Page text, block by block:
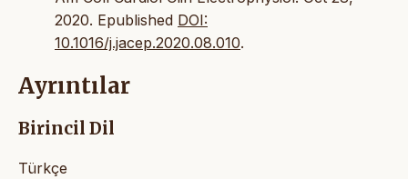
2020. Epublished DOI:
10.1016/j.jacep.2020.08.010.
Ayrıntılar
Birincil Dil
Türkçe